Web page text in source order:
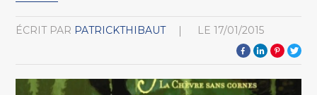
ÉCRIT PAR PATRICKTHIBAUT LE 17/01/2015